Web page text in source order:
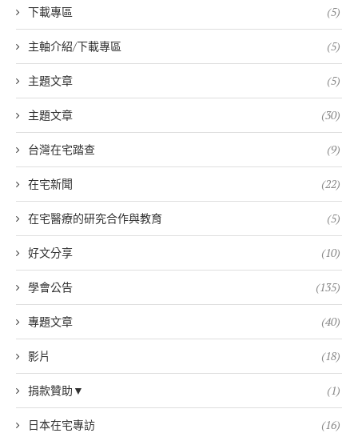
下載專區 (5)
主軸介紹/下載專區 (5)
主題文章 (5)
主題文章 (30)
台灣在宅踏查 (9)
在宅新聞 (22)
在宅醫療的研究合作與教育 (5)
好文分享 (10)
學會公告 (135)
專題文章 (40)
影片 (18)
捐款贊助▼ (1)
日本在宅專訪 (16)